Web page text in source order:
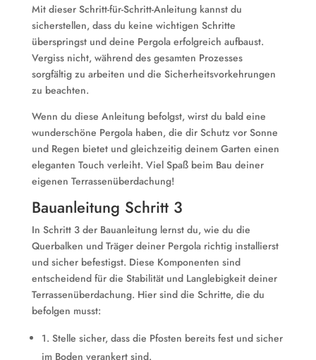
Mit dieser Schritt-für-Schritt-Anleitung kannst du
sicherstellen, dass du keine wichtigen Schritte
überspringst und deine Pergola erfolgreich aufbaust.
Vergiss nicht, während des gesamten Prozesses
sorgfältig zu arbeiten und die Sicherheitsvorkehrungen
zu beachten.
Wenn du diese Anleitung befolgst, wirst du bald eine
wunderschöne Pergola haben, die dir Schutz vor Sonne
und Regen bietet und gleichzeitig deinem Garten einen
eleganten Touch verleiht. Viel Spaß beim Bau deiner
eigenen Terrassenüberdachung!
Bauanleitung Schritt 3
In Schritt 3 der Bauanleitung lernst du, wie du die
Querbalken und Träger deiner Pergola richtig installierst
und sicher befestigst. Diese Komponenten sind
entscheidend für die Stabilität und Langlebigkeit deiner
Terrassenüberdachung. Hier sind die Schritte, die du
befolgen musst:
1. Stelle sicher, dass die Pfosten bereits fest und sicher
im Boden verankert sind.